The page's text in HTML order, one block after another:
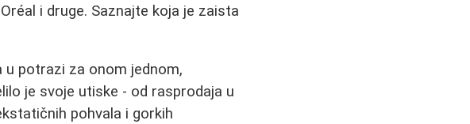
i druge. Saznajte koja je zaista
potrazi za onom jednom,
je svoje utiske - od rasprodaja u
pohvala i gorkih